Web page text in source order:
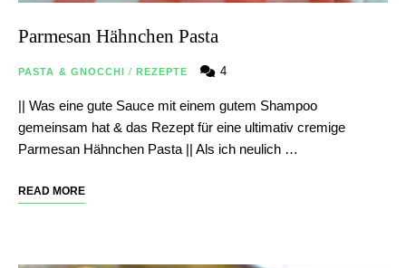
Parmesan Hähnchen Pasta
PASTA & GNOCCHI / REZEPTE 4
|| Was eine gute Sauce mit einem gutem Shampoo
gemeinsam hat & das Rezept für eine ultimativ cremige
Parmesan Hähnchen Pasta || Als ich neulich …
READ MORE